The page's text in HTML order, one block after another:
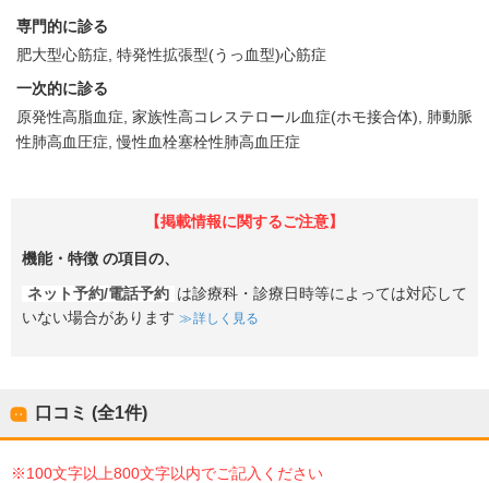
専門的に診る
肥大型心筋症 特発性拡張型(うっ血型)心筋症
一次的に診る
原発性高脂血症 家族性高コレステロール血症(ホモ接合体)
肺動脈
性肺高血圧症 慢性血栓塞栓性肺高血圧症
【掲載情報に関するご注意】
機能・特徴 の項目の、
ネット予約/電話予約 は診療科・診療日時等によっては対応して
いない場合があります
詳しく見る
口コミ (全1件)
※100文字以上800文字以内でご記入ください